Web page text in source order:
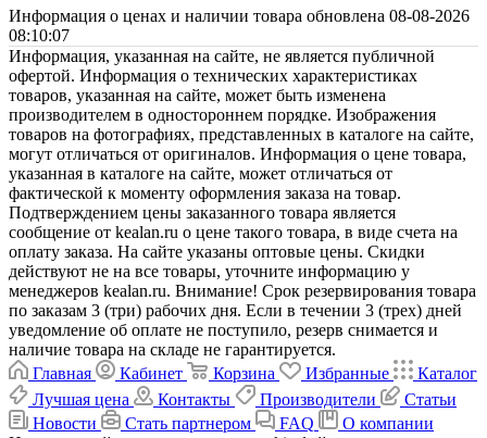
Информация о ценах и наличии товара обновлена 08-08-2026
08:10:07
Информация, указанная на сайте, не является публичной
офертой. Информация о технических характеристиках
товаров, указанная на сайте, может быть изменена
производителем в одностороннем порядке. Изображения
товаров на фотографиях, представленных в каталоге на сайте,
могут отличаться от оригиналов. Информация о цене товара,
указанная в каталоге на сайте, может отличаться от
фактической к моменту оформления заказа на товар.
Подтверждением цены заказанного товара является
сообщение от kealan.ru о цене такого товара, в виде счета на
оплату заказа. На сайте указаны оптовые цены. Скидки
действуют не на все товары, уточните информацию у
менеджеров kealan.ru. Внимание! Срок резервирования товара
по заказам 3 (три) рабочих дня. Если в течении 3 (трех) дней
уведомление об оплате не поступило, резерв снимается и
наличие товара на складе не гарантируется.
Главная
Кабинет Корзина Избранные
Каталог
Лучшая цена
Контакты Производители
Статьи
Новости
Стать партнером FAQ
О компании